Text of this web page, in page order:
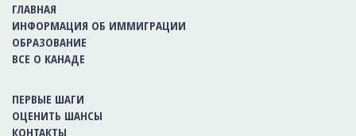
ГЛАВНАЯ
ИНФОРМАЦИЯ ОБ ИММИГРАЦИИ
ОБРАЗОВАНИЕ
ВСЕ О КАНАДЕ
ПЕРВЫЕ ШАГИ
ОЦЕНИТЬ ШАНСЫ
КОНТАКТЫ